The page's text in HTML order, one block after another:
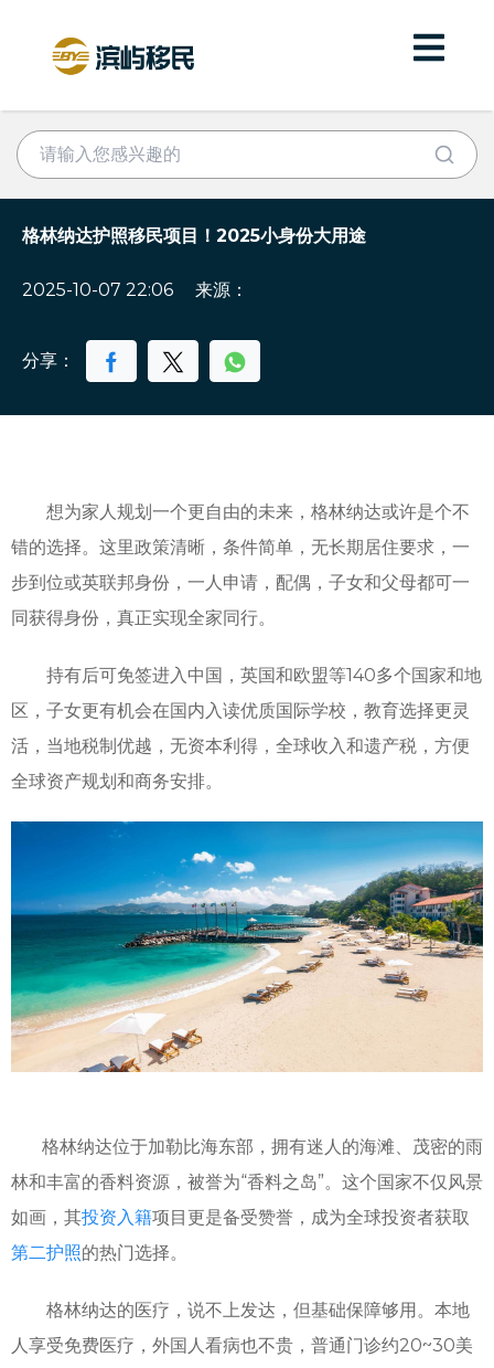
格林纳达护照移民项目！2025小身份大用途
2025-10-07 22:06 来源：
分享：
想为家人规划一个更自由的未来，格林纳达或许是个不
错的选择。这里政策清晰，条件简单，无长期居住要求，一
步到位或英联邦身份，一人申请，配偶，子女和父母都可一
同获得身份，真正实现全家同行。
持有后可免签进入中国，英国和欧盟等140多个国家和地
区，子女更有机会在国内入读优质国际学校，教育选择更灵
活，当地税制优越，无资本利得，全球收入和遗产税，方便
全球资产规划和商务安排。
格林纳达位于加勒比海东部，拥有迷人的海滩、茂密的雨
林和丰富的香料资源，被誉为“香料之岛”。这个国家不仅风景
如画，其投资入籍项目更是备受赞誉，成为全球投资者获取
第二护照的热门选择。
格林纳达的医疗，说不上发达，但基础保障够用。本地
人享受免费医疗，外国人看病也不贵，普通门诊约20~30美